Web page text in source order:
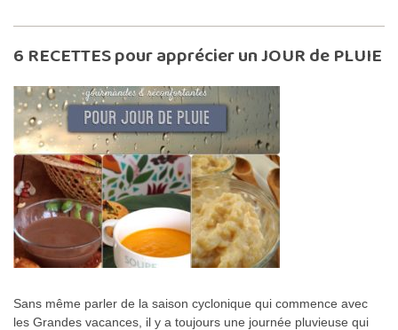
6 RECETTES pour apprécier un JOUR de PLUIE
Sans même parler de la saison cyclonique qui commence avec
les Grandes vacances, il y a toujours une journée pluvieuse qui